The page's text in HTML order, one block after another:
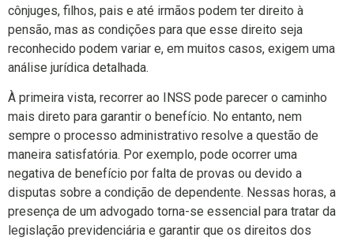
cônjuges, filhos, pais e até irmãos podem ter direito à
pensão, mas as condições para que esse direito seja
reconhecido podem variar e, em muitos casos, exigem uma
análise jurídica detalhada.
À primeira vista, recorrer ao INSS pode parecer o caminho
mais direto para garantir o benefício. No entanto, nem
sempre o processo administrativo resolve a questão de
maneira satisfatória. Por exemplo, pode ocorrer uma
negativa de benefício por falta de provas ou devido a
disputas sobre a condição de dependente. Nessas horas, a
presença de um advogado torna-se essencial para tratar da
legislação previdenciária e garantir que os direitos dos